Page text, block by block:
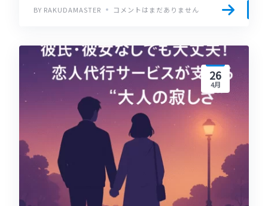
BY RAKUDAMASTER コメントはまだありません
26
4月